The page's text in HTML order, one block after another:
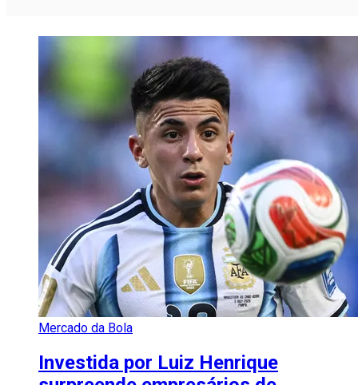
Mercado da Bola
Investida por Luiz Henrique